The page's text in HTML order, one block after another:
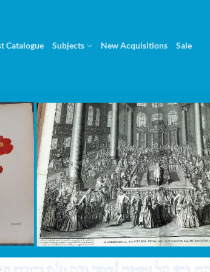
Catalogue Subjects New Acquisitions Sale